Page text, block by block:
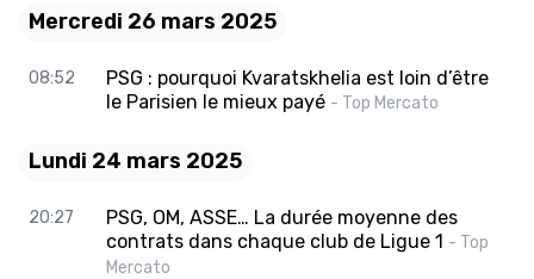
Mercredi 26 mars 2025
08:52
PSG : pourquoi Kvaratskhelia est loin d’être
le Parisien le mieux payé - Top Mercato
Lundi 24 mars 2025
20:27
PSG, OM, ASSE… La durée moyenne des
contrats dans chaque club de Ligue 1 - Top
Mercato